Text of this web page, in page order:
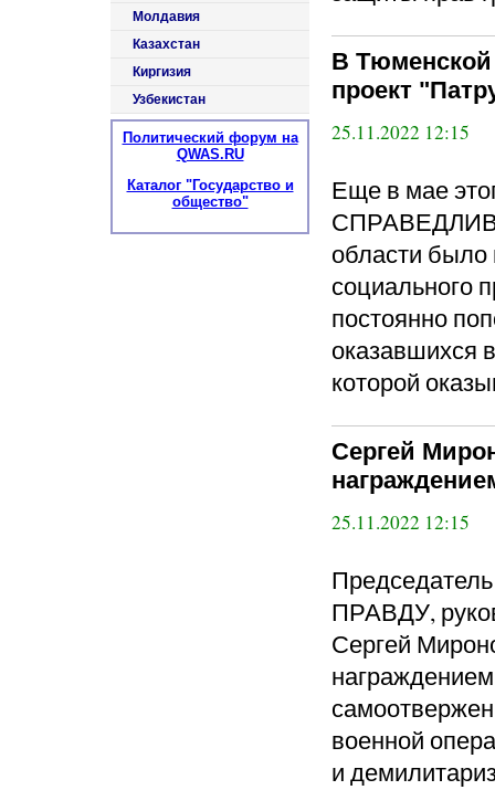
В Тюменской
проект
25.11.2022 12:15
Еще в мае
области было
социального
постоянно
оказавшихся
которой
Сергей
25.11.2022 12:15
ПРАВДУ,
Сергей
военной
и
Молдавия
Казахстан
Киргизия
Узбекистан
Политический форум на
QWAS.RU
Каталог "Государство и
общество"